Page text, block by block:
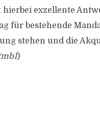
hierbei exzellente
für bestehende
stehen und die
)